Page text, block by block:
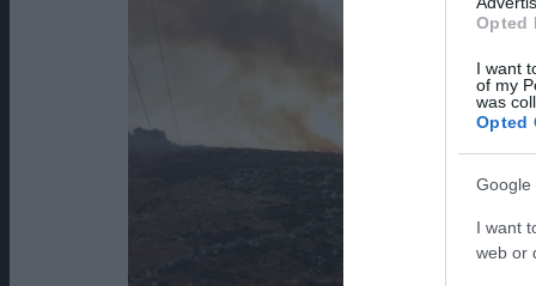
Opted
I want
of my
was
Opted
Google
I want
web or